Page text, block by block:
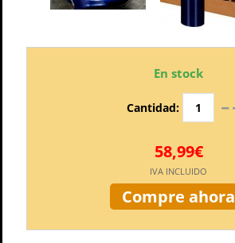
En stock
Cantidad:
58,99€
IVA INCLUIDO
Compre ahora